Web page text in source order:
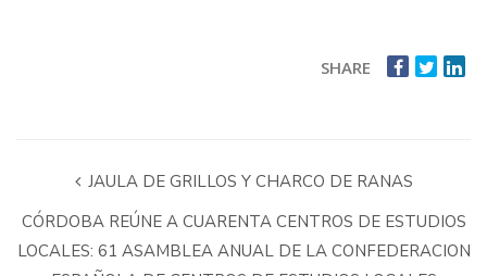
SHARE
JAULA DE GRILLOS Y CHARCO DE RANAS
CÓRDOBA REÚNE A CUARENTA CENTROS DE ESTUDIOS
LOCALES: 61 ASAMBLEA ANUAL DE LA CONFEDERACION